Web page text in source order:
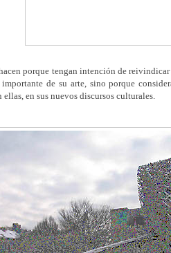
porque tengan intención de reivindicar
importante de su arte, sino porque
ellas, en sus nuevos discursos culturales.